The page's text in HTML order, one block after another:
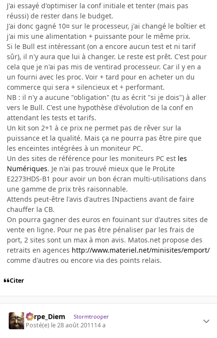
J'ai essayé d'optimiser la conf initiale et tenter (mais pas
réussi) de rester dans le budget.
J'ai donc gagné 10¤ sur le processeur, j'ai changé le boîtier et
j'ai mis une alimentation + puissante pour le même prix.
Si le Bull est intéressant (on a encore aucun test et ni tarif
sûr), il n'y aura que lui à changer. Le reste est prêt. C'est pour
cela que je n'ai pas mis de ventirad processeur. Car il y en a
un fourni avec les proc. Voir + tard pour en acheter un du
commerce qui sera + silencieux et + performant.
NB : il n'y a aucune "obligation" (tu as écrit "si je dois") à aller
vers le Bull. C'est une hypothèse d'évolution de la conf en
attendant les tests et tarifs.
Un kit son 2+1 à ce prix ne permet pas de rêver sur la
puissance et la qualité. Mais ça ne pourra pas être pire que
les enceintes intégrées à un moniteur PC.
Un des sites de référence pour les moniteurs PC est les
Numériques. Je n'ai pas trouvé mieux que le ProLite
E2273HDS-B1 pour avoir un bon écran multi-utilisations dans
une gamme de prix très raisonnable.
Attends peut-être l'avis d'autres INpactiens avant de faire
chauffer la CB.
On pourra gagner des euros en fouinant sur d'autres sites de
vente en ligne. Pour ne pas être pénaliser par les frais de
port, 2 sites sont un max à mon avis. Matos.net propose des
retraits en agences http://www.materiel.net/minisites/emport/
comme d'autres ou encore via des points relais.
Citer
Carpe_Diem Stormtrooper
Posté(e) le 28 août 201114 a